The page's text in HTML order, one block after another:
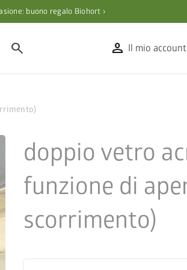
buono regalo Biohort ›
search person Il mio account
doppio vetro
funzione di
scorrimento)